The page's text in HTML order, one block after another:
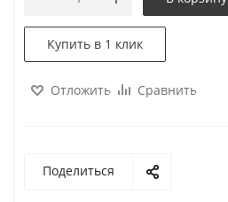
Купить в 1 клик
Отложить Сравнить
Поделиться